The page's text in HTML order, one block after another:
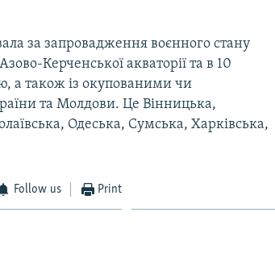
за запровадження воєнного стану
Керченської акваторії та в 10
а також із окупованими чи
та Молдови. Це Вінницька,
Одеська, Сумська, Харківська,
Follow us Print